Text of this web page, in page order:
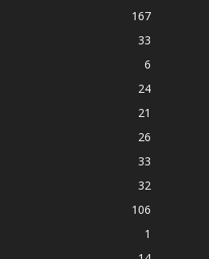
167
33
6
24
21
26
33
32
106
1